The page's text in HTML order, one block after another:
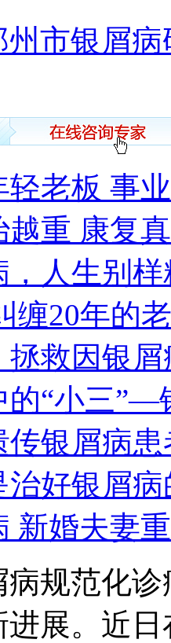
州市银屑病
轻老板 事
越重 康复
，人生别
缠20年的
拯救因银
的“小三”—
传银屑病
治好银屑
新婚夫妻
病规范化
展。近